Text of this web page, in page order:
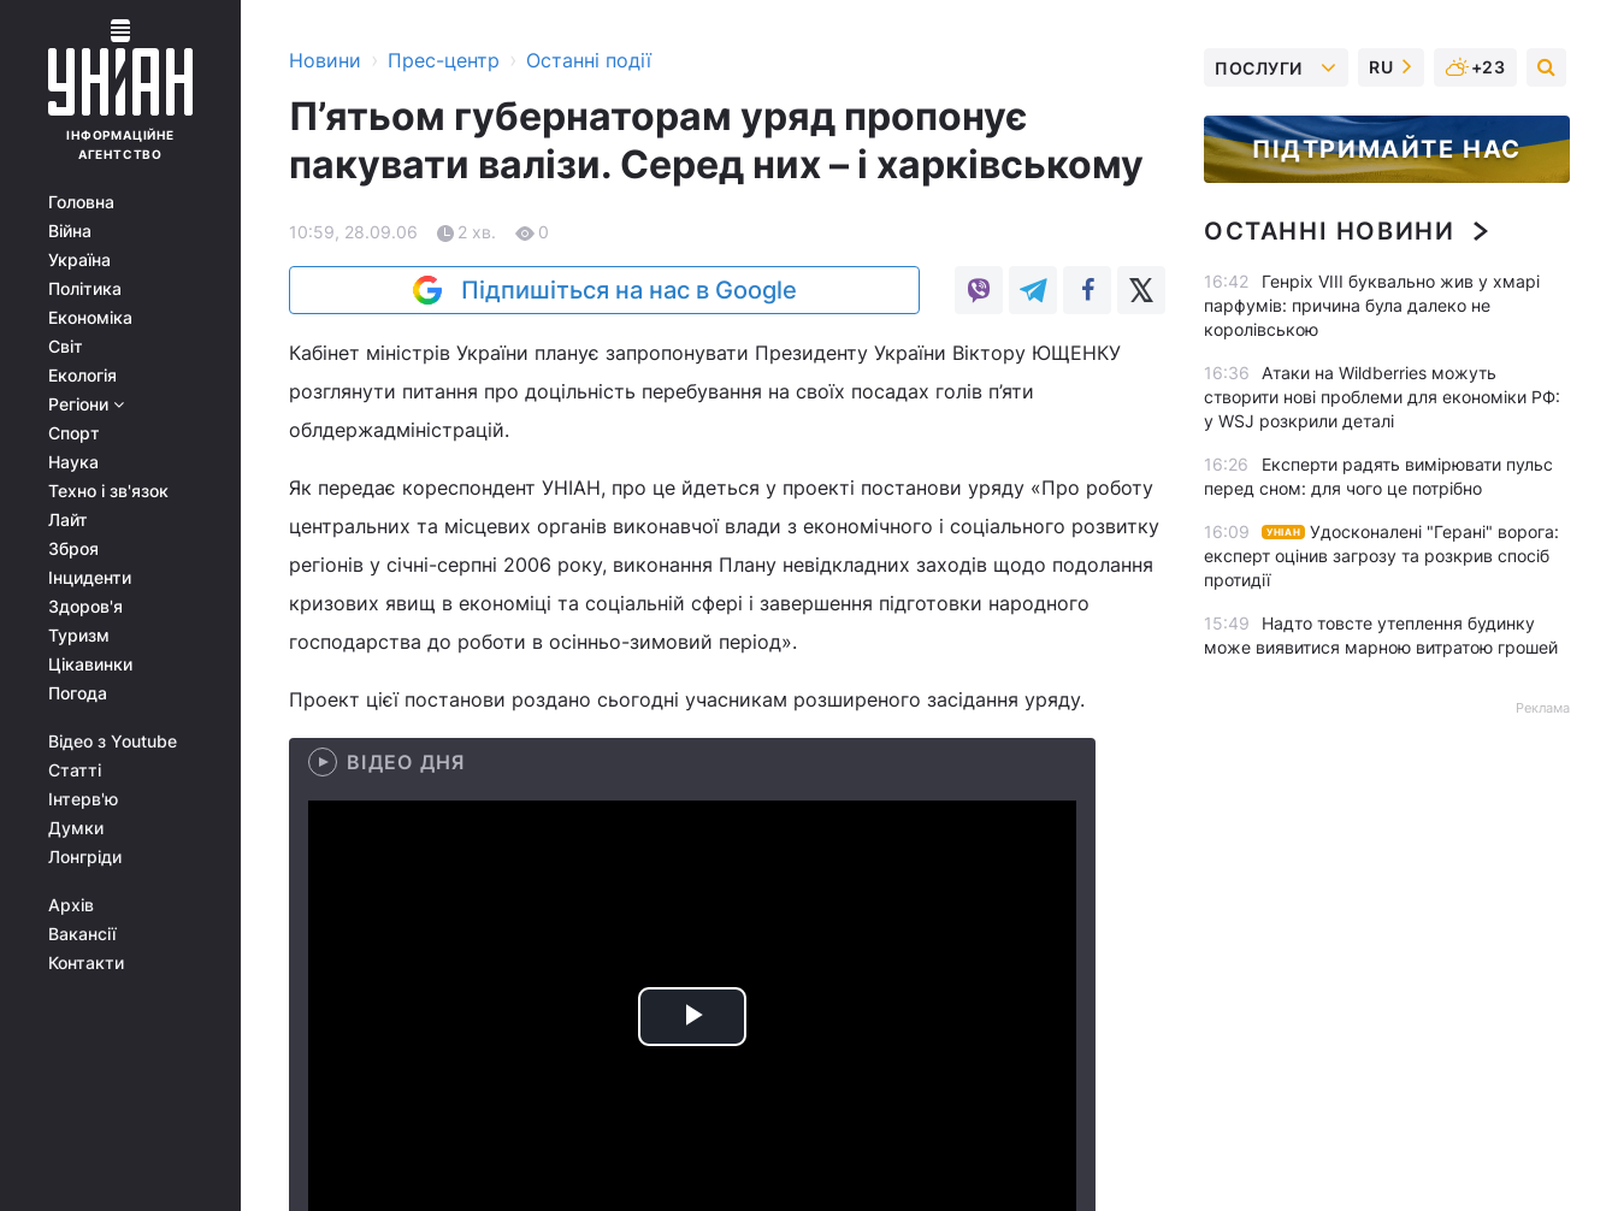
ІНФОРМАЦІЙНЕ
АГЕНТСТВО
Головна
Війна
Україна
Політика
Економіка
Світ
Екологія
Регіони
Спорт
Наука
Техно і зв'язок
Лайт
Зброя
Інциденти
Здоров'я
Туризм
Цікавинки
Погода
Відео з Youtube
Статті
Інтерв'ю
Думки
Лонгріди
Архів
Вакансії
Контакти
Новини › Прес-центр › Останні події
П’ятьом губернаторам уряд пропонує
пакувати валізи. Серед них – і харківському
10:59, 28.09.06 2 хв. 0
Підпишіться на нас в Google
Кабінет міністрів України планує запропонувати Президенту України Віктору ЮЩЕНКУ
розглянути питання про доцільність перебування на своїх посадах голів п’яти
облдержадміністрацій.
Як передає кореспондент УНІАН, про це йдеться у проекті постанови уряду «Про роботу
центральних та місцевих органів виконавчої влади з економічного і соціального розвитку
регіонів у січні-серпні 2006 року, виконання Плану невідкладних заходів щодо подолання
кризових явищ в економіці та соціальній сфері і завершення підготовки народного
господарства до роботи в осінньо-зимовий період».
Проект цієї постанови роздано сьогодні учасникам розширеного засідання уряду.
ВІДЕО ДНЯ
Play
ПОСЛУГИ RU +23
ПІДТРИМАЙТЕ НАС
ОСТАННІ НОВИНИ
16:42
Генріх VIII буквально жив у хмарі
парфумів: причина була далеко не
королівською
16:36
Атаки на Wildberries можуть
створити нові проблеми для економіки РФ:
у WSJ розкрили деталі
16:26
Експерти радять вимірювати пульс
перед сном: для чого це потрібно
16:09 УНІАН
Удосконалені "Герані" ворога:
експерт оцінив загрозу та розкрив спосіб
протидії
15:49
Надто товсте утеплення будинку
може виявитися марною витратою грошей
Реклама